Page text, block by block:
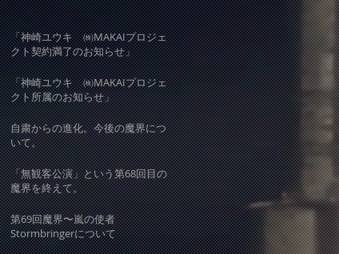
「神崎ユウキ ㈱MAKAIプロジェ
クト契約満了のお知らせ」
「神崎ユウキ ㈱MAKAIプロジェ
クト所属のお知らせ」
自粛からの進化。今後の魔界につ
いて。
「無観客公演」という第68回目の
魔界を終えて。
第69回魔界〜嵐の使者
Stormbringerについて